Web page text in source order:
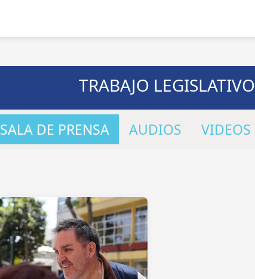
TRABAJO LEGISLATIVO
SALA DE PRENSA AUDIOS VIDEOS